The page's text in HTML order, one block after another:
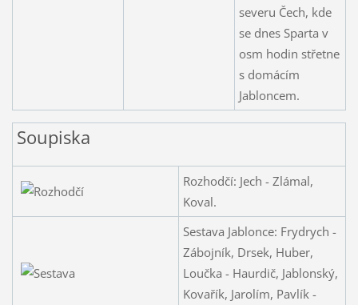
severu Čech, kde
se dnes Sparta v
osm hodin střetne
s domácím
Jabloncem.
Soupiska
Rozhodčí: Jech - Zlámal,
Koval.
Sestava Jablonce: Frydrych -
Zábojník, Drsek, Huber,
Loučka - Haurdič, Jablonský,
Kovařík, Jarolím, Pavlík -